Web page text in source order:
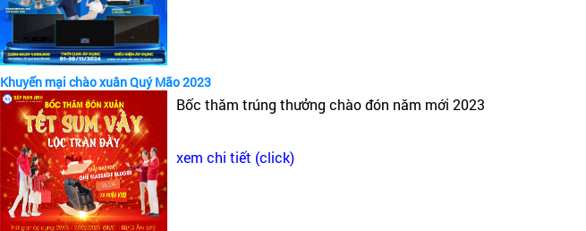
Khuyến mại chào xuân Quý Mão 2023
Bốc thăm trúng thưởng chào đón năm mới 2023
xem chi tiết (click)